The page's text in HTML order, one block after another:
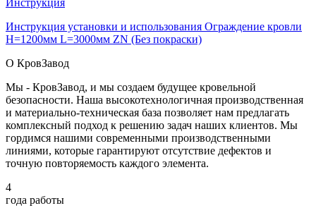
Инструкция установки и использования Ограждение кровли
H=1200мм L=3000мм ZN (Без покраски)
О КровЗавод
Мы - КровЗавод, и мы создаем будущее кровельной
безопасности. Наша высокотехнологичная производственная
и материально-техническая база позволяет нам предлагать
комплексный подход к решению задач наших клиентов. Мы
гордимся нашими современными производственными
линиями, которые гарантируют отсутствие дефектов и
точную повторяемость каждого элемента.
4
года работы